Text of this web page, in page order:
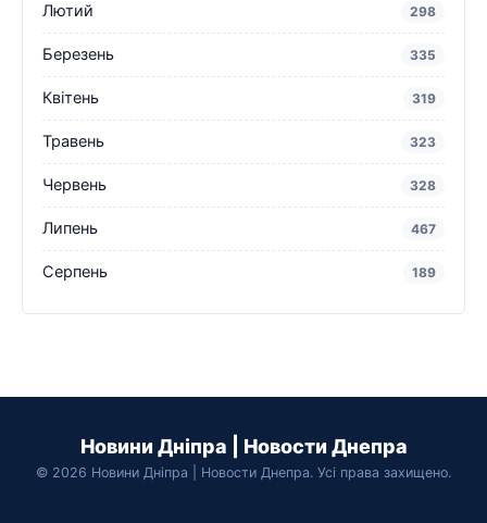
Лютий 298
Березень 335
Квітень 319
Травень 323
Червень 328
Липень 467
Серпень 189
Новини Дніпра | Новости Днепра
© 2026 Новини Дніпра | Новости Днепра. Усі права захищено.